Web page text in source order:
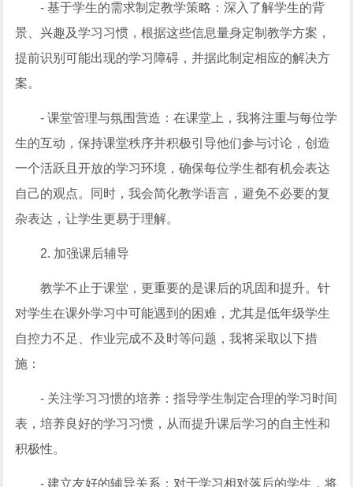
- 基于学生的需求制定教学策略：深入了解学生的背
景、兴趣及学习习惯，根据这些信息量身定制教学方案，
提前识别可能出现的学习障碍，并据此制定相应的解决方
案。
- 课堂管理与氛围营造：在课堂上，我将注重与每位学
生的互动，保持课堂秩序并积极引导他们参与讨论，创造
一个活跃且开放的学习环境，确保每位学生都有机会表达
自己的观点。同时，我会简化教学语言，避免不必要的复
杂表达，让学生更易于理解。
2. 加强课后辅导
教学不止于课堂，更重要的是课后的巩固和提升。针
对学生在课外学习中可能遇到的困难，尤其是低年级学生
自控力不足、作业完成不及时等问题，我将采取以下措
施：
- 关注学习习惯的培养：指导学生制定合理的学习时间
表，培养良好的学习习惯，从而提升课后学习的自主性和
积极性。
- 建立友好的辅导关系：对于学习相对落后的学生，将